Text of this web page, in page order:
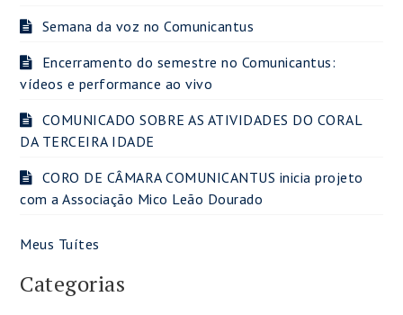
Semana da voz no Comunicantus
Encerramento do semestre no Comunicantus:
vídeos e performance ao vivo
COMUNICADO SOBRE AS ATIVIDADES DO CORAL
DA TERCEIRA IDADE
CORO DE CÂMARA COMUNICANTUS inicia projeto
com a Associação Mico Leão Dourado
Meus Tuítes
Categorias